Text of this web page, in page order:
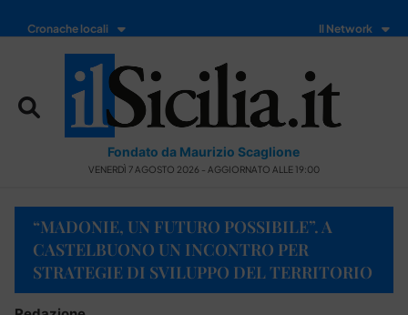
Cronache locali Il Network
Fondato da Maurizio Scaglione
VENERDÌ 7 AGOSTO 2026 - AGGIORNATO ALLE 19:00
“MADONIE, UN FUTURO POSSIBILE”. A
CASTELBUONO UN INCONTRO PER
STRATEGIE DI SVILUPPO DEL TERRITORIO